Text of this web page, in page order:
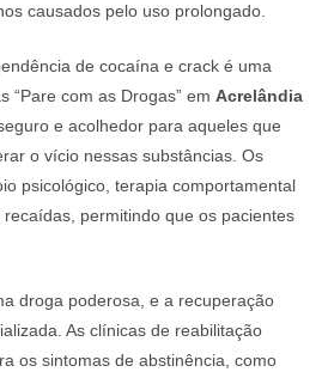
causados pelo uso prolongado.
de cocaína e crack é uma
“Pare com as Drogas” em Acrelândia
e acolhedor para aqueles que
o vício nessas substâncias. Os
psicológico, terapia comportamental
permitindo que os pacientes
droga poderosa, e a recuperação
As clínicas de reabilitação
os sintomas de abstinência, como